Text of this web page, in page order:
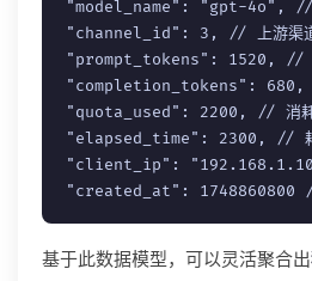
"model_name" : "gpt-4o" ,
//
"channel_id" : 3 ,
// 上游渠
"prompt_tokens" : 1520 ,
//
"completion_tokens" : 680 ,
"quota_used" : 2200 ,
// 消
"elapsed_time" : 2300 ,
//
"client_ip" :
"created_at" : 1748860800
基于此数据模型，可以灵活聚合出